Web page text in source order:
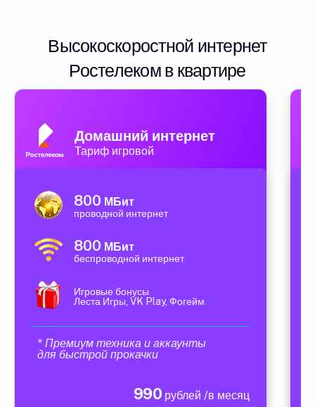
Высокоскоростной интернет
Ростелеком в квартире
Домашний интернет
Тариф игровой
800 МБит
проводной интернет
800 МБит
беспроводной интернет
Игровые бонусы
Леста Игры, VK Play, Фогейм
* Премиум техника и аккаунты
для быстрой прокачки
990 рублей /в месяц